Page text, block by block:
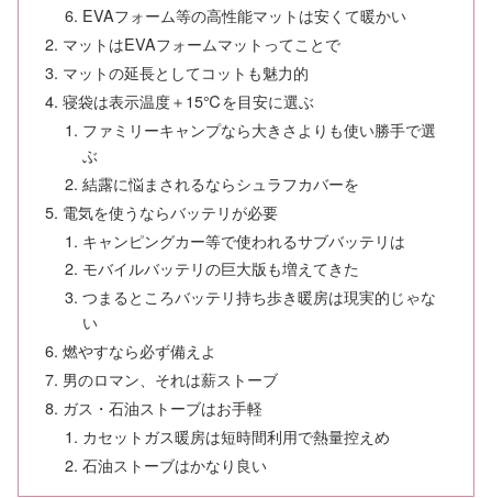
EVAフォーム等の高性能マットは安くて暖かい
マットはEVAフォームマットってことで
マットの延長としてコットも魅力的
寝袋は表示温度＋15℃を目安に選ぶ
ファミリーキャンプなら大きさよりも使い勝手で選
ぶ
結露に悩まされるならシュラフカバーを
電気を使うならバッテリが必要
キャンピングカー等で使われるサブバッテリは
モバイルバッテリの巨大版も増えてきた
つまるところバッテリ持ち歩き暖房は現実的じゃな
い
燃やすなら必ず備えよ
男のロマン、それは薪ストーブ
ガス・石油ストーブはお手軽
カセットガス暖房は短時間利用で熱量控えめ
石油ストーブはかなり良い